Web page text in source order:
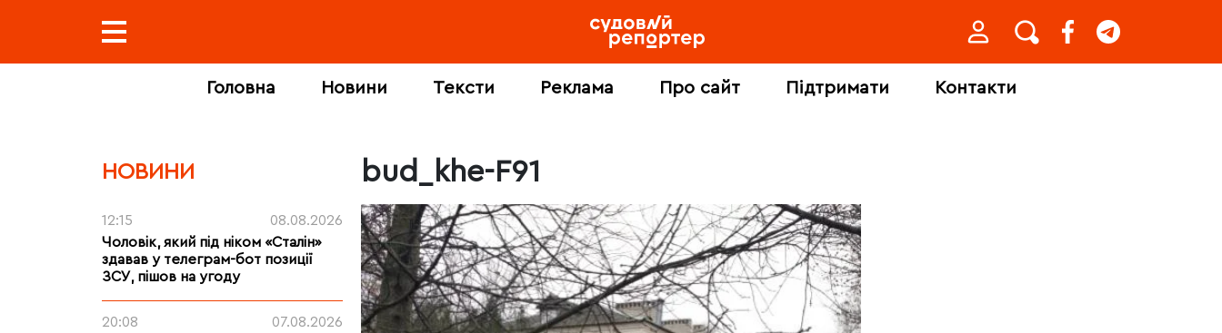
Головна Новини Тексти Реклама Про сайт Підтримати Контакти
НОВИНИ
12:15
08.08.2026
Чоловік, який під ніком «Сталін»
здавав у телеграм-бот позиції
ЗСУ, пішов на угоду
20:08
07.08.2026
bud_khe-F91